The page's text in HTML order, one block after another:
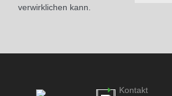
verwirklichen kann.
Kontakt